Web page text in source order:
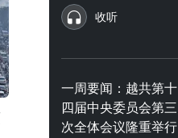
收听
一周要闻：越共第十
四届中央委员会第三
次全体会议隆重举行